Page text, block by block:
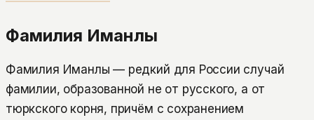
Фамилия Иманлы
Фамилия Иманлы — редкий для России случай
фамилии, образованной не от русского, а от
тюркского корня, причём с сохранением